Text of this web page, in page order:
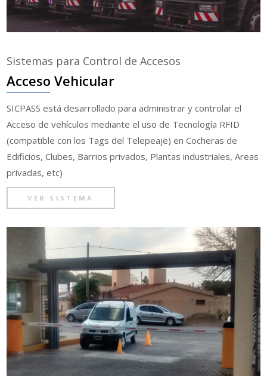
Sistemas para Control de Accesos
Acceso Vehicular
SICPASS está desarrollado para administrar y controlar el
Acceso de vehículos mediante el uso de Tecnología RFID
(compatible con los Tags del Telepeaje) en Cocheras de
Edificios, Clubes, Barrios privados, Plantas industriales, Areas
privadas, etc)
VER SISTEMA